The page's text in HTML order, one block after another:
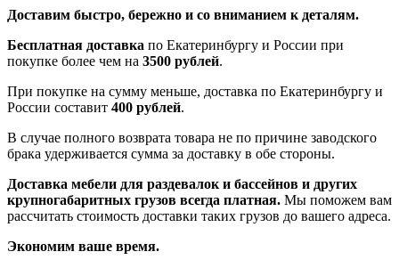
Доставим быстро, бережно и со вниманием к деталям.
Бесплатная доставка по Екатеринбургу и России при
покупке более чем на 3500 рублей.
При покупке на сумму меньше, доставка по Екатеринбургу и
России составит 400 рублей.
В случае полного возврата товара не по причине заводского
брака удерживается сумма за доставку в обе стороны.
Доставка мебели для раздевалок и бассейнов и других
крупногабаритных грузов всегда платная. Мы поможем вам
рассчитать стоимость доставки таких грузов до вашего адреса.
Экономим ваше время.